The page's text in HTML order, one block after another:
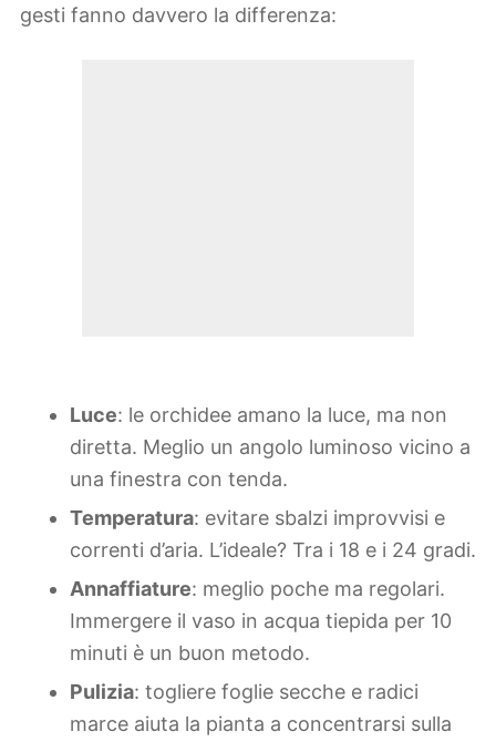
gesti fanno davvero la differenza:
Luce: le orchidee amano la luce, ma non
diretta. Meglio un angolo luminoso vicino a
una finestra con tenda.
Temperatura: evitare sbalzi improvvisi e
correnti d’aria. L’ideale? Tra i 18 e i 24 gradi.
Annaffiature: meglio poche ma regolari.
Immergere il vaso in acqua tiepida per 10
minuti è un buon metodo.
Pulizia: togliere foglie secche e radici
marce aiuta la pianta a concentrarsi sulla